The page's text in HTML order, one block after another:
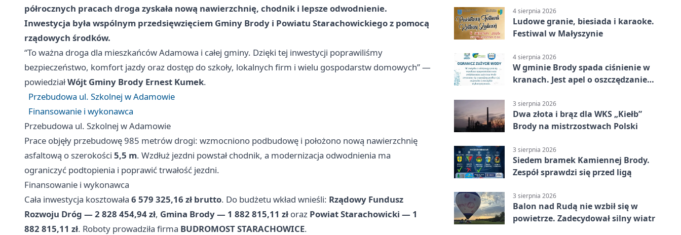
półrocznych pracach droga zyskała nową nawierzchnię, chodnik i lepsze odwodnienie.
Inwestycja była wspólnym przedsięwzięciem Gminy Brody i Powiatu Starachowickiego z pomocą
rządowych środków.
“To ważna droga dla mieszkańców Adamowa i całej gminy. Dzięki tej inwestycji poprawiliśmy
bezpieczeństwo, komfort jazdy oraz dostęp do szkoły, lokalnych firm i wielu gospodarstw domowych” —
powiedziałWójt Gminy Brody Ernest Kumek.
Przebudowa ul. Szkolnej w Adamowie
Finansowanie i wykonawca
Przebudowa ul. Szkolnej w Adamowie
Prace objęły przebudowę 985 metrów drogi: wzmocniono podbudowę i położono nową nawierzchnię
asfaltową o szerokości 5,5 m. Wzdłuż jezdni powstał chodnik, a modernizacja odwodnienia ma
ograniczyć podtopienia i poprawić trwałość jezdni.
Finansowanie i wykonawca
Cała inwestycja kosztowała 6 579 325,16 zł brutto. Do budżetu wkład wnieśli: Rządowy Fundusz
Rozwoju Dróg — 2 828 454,94 zł, Gmina Brody — 1 882 815,11 zł oraz Powiat Starachowicki — 1
882 815,11 zł. Roboty prowadziła firma BUDROMOST STARACHOWICE.
4 sierpnia 2026
Ludowe granie, biesiada i karaoke.
Festiwal w Małyszynie
4 sierpnia 2026
W gminie Brody spada ciśnienie w
kranach. Jest apel o oszczędzanie
3 sierpnia 2026
Dwa złota i brąz dla WKS „Kiełb”
Brody na mistrzostwach Polski
3 sierpnia 2026
Siedem bramek Kamiennej Brody.
Zespół sprawdzi się przed ligą
3 sierpnia 2026
Balon nad Rudą nie wzbił się w
powietrze. Zadecydował silny wiatr